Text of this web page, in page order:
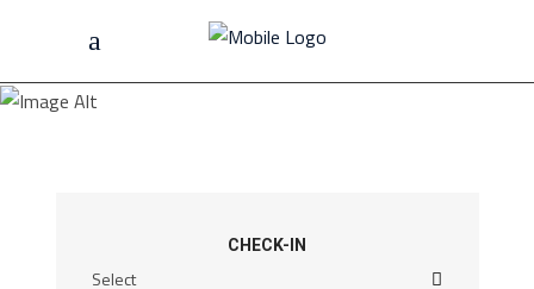
Home/Hotel Filter Box
CHECK-IN